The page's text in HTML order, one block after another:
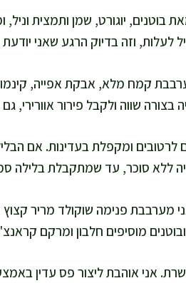
בוטנים, יוגורט, שמן ותמצית
לעלות, וזה בדיוק הרגע שאני
קמח מלא, אבקת אפייה,
שווה ולקבל פירור
ללא סוכר, עד שמתקבלת בלילה
מוסיפים חלבון ומרקם
אני אוהבת ליצור פס עדין